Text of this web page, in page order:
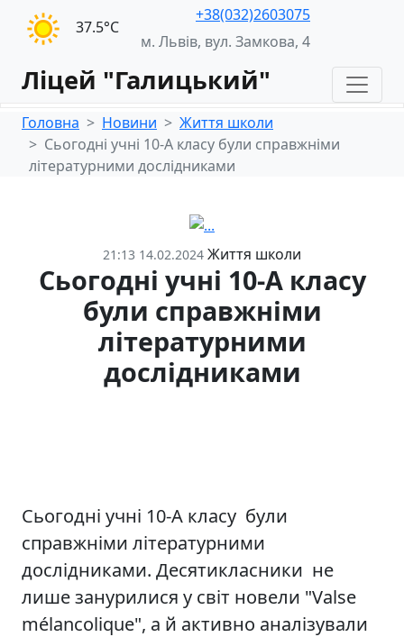
37.5°С
+38(032)2603075
м. Львів, вул. Замкова, 4
Ліцей "Галицький"
Головна Новини
Життя школи
Сьогодні учні 10-А класу були справжніми
літературними дослідниками
21:13 14.02.2024 Життя школи
Сьогодні учні 10-А класу
були справжніми
літературними
дослідниками
Сьогодні учні 10-А класу були
справжніми літературними
дослідниками. Десятикласники не
лише занурилися у світ новели "Valse
mélancolique", а й активно аналізували